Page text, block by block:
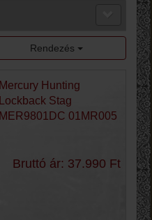
Rendezés
Mercury Hunting
Lockback Stag
MER9801DC 01MR005
Bruttó ár: 37.990 Ft